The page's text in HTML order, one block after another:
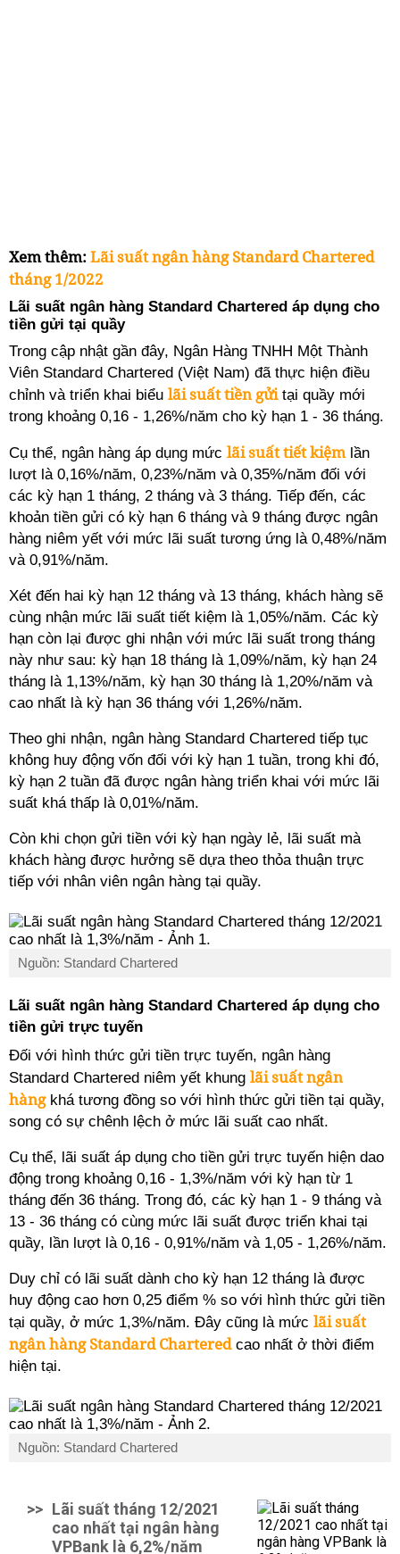
Xem thêm:Lãi suất ngân hàng Standard Chartered
tháng 1/2022
Lãi suất ngân hàng Standard Chartered áp dụng cho
tiền gửi tại quầy
Trong cập nhật gần đây, Ngân Hàng TNHH Một Thành
Viên Standard Chartered (Việt Nam) đã thực hiện điều
chỉnh và triển khai biểu lãi suất tiền gửitại quầy mới
trong khoảng 0,16 - 1,26%/năm cho kỳ hạn 1 - 36 tháng.
Cụ thể, ngân hàng áp dụng mức lãi suất tiết kiệmlần
lượt là 0,16%/năm, 0,23%/năm và 0,35%/năm đối với
các kỳ hạn 1 tháng, 2 tháng và 3 tháng. Tiếp đến, các
khoản tiền gửi có kỳ hạn 6 tháng và 9 tháng được ngân
hàng niêm yết với mức lãi suất tương ứng là 0,48%/năm
và 0,91%/năm.
Xét đến hai kỳ hạn 12 tháng và 13 tháng, khách hàng sẽ
cùng nhận mức lãi suất tiết kiệm là 1,05%/năm. Các kỳ
hạn còn lại được ghi nhận với mức lãi suất trong tháng
này như sau: kỳ hạn 18 tháng là 1,09%/năm, kỳ hạn 24
tháng là 1,13%/năm, kỳ hạn 30 tháng là 1,20%/năm và
cao nhất là kỳ hạn 36 tháng với 1,26%/năm.
Theo ghi nhận, ngân hàng Standard Chartered tiếp tục
không huy động vốn đối với kỳ hạn 1 tuần, trong khi đó,
kỳ hạn 2 tuần đã được ngân hàng triển khai với mức lãi
suất khá thấp là 0,01%/năm.
Còn khi chọn gửi tiền với kỳ hạn ngày lẻ, lãi suất mà
khách hàng được hưởng sẽ dựa theo thỏa thuận trực
tiếp với nhân viên ngân hàng tại quầy.
Nguồn: Standard Chartered
Lãi suất ngân hàng Standard Chartered áp dụng cho
tiền gửi trực tuyến
Đối với hình thức gửi tiền trực tuyến, ngân hàng
Standard Chartered niêm yết khung lãi suất ngân
hàngkhá tương đồng so với hình thức gửi tiền tại quầy,
song có sự chênh lệch ở mức lãi suất cao nhất.
Cụ thể, lãi suất áp dụng cho tiền gửi trực tuyến hiện dao
động trong khoảng 0,16 - 1,3%/năm với kỳ hạn từ 1
tháng đến 36 tháng. Trong đó, các kỳ hạn 1 - 9 tháng và
13 - 36 tháng có cùng mức lãi suất được triển khai tại
quầy, lần lượt là 0,16 - 0,91%/năm và 1,05 - 1,26%/năm.
Duy chỉ có lãi suất dành cho kỳ hạn 12 tháng là được
huy động cao hơn 0,25 điểm % so với hình thức gửi tiền
tại quầy, ở mức 1,3%/năm. Đây cũng là mức lãi suất
ngân hàng Standard Charteredcao nhất ở thời điểm
hiện tại.
Nguồn: Standard Chartered
>> Lãi suất tháng 12/2021
cao nhất tại ngân hàng
VPBank là 6,2%/năm